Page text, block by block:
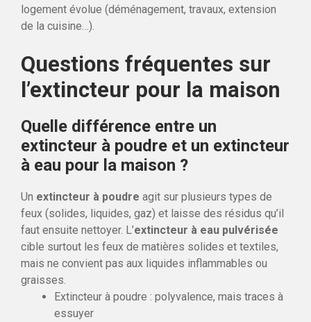
logement évolue (déménagement, travaux, extension
de la cuisine…).
Questions fréquentes sur
l’extincteur pour la maison
Quelle différence entre un
extincteur à poudre et un extincteur
à eau pour la maison ?
Un extincteur à poudre agit sur plusieurs types de
feux (solides, liquides, gaz) et laisse des résidus qu’il
faut ensuite nettoyer. L’extincteur à eau pulvérisée
cible surtout les feux de matières solides et textiles,
mais ne convient pas aux liquides inflammables ou
graisses.
Extincteur à poudre : polyvalence, mais traces à
essuyer